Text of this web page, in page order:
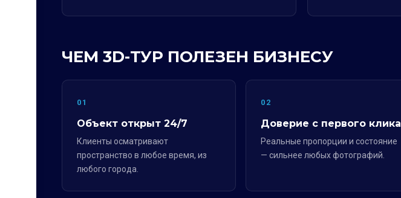
ЧЕМ 3D-ТУР ПОЛЕЗЕН БИЗНЕСУ
01
Объект открыт 24/7
Клиенты осматривают
пространство в любое время, из
любого города.
02
Доверие с первого клика
Реальные пропорции и состояние
— сильнее любых фотографий.